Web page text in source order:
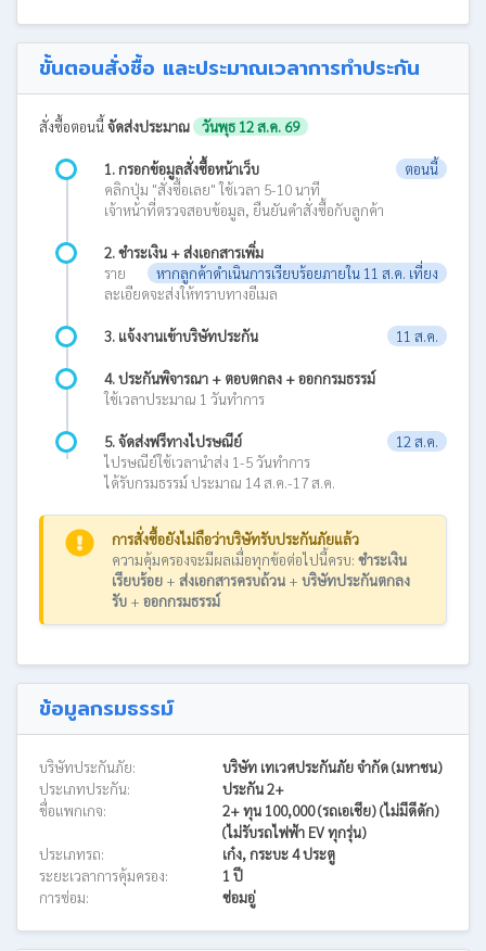
ขั้นตอนสั่งซื้อ และประมาณเวลาการทำประกัน
สั่งซื้อตอนนี้จัดส่งประมาณ วันพุธ 12 ส.ค. 69
1. กรอกข้อมูลสั่งซื้อหน้าเว็บ
ตอนนี้
คลิกปุ่ม "สั่งซื้อเลย" ใช้เวลา 5-10 นาที
เจ้าหน้าที่ตรวจสอบข้อมูล, ยืนยันคำสั่งซื้อกับลูกค้า
2. ชำระเงิน + ส่งเอกสารเพิ่ม
หากลูกค้าดำเนินการเรียบร้อยภายใน 11 ส.ค. เที่ยง
ราย
ละเอียดจะส่งให้ทราบทางอีเมล
3. แจ้งงานเข้าบริษัทประกัน 11 ส.ค.
4. ประกันพิจารณา + ตอบตกลง + ออกกรมธรรม์
ใช้เวลาประมาณ 1 วันทำการ
5. จัดส่งฟรีทางไปรษณีย์
12 ส.ค.
ไปรษณีย์ใช้เวลานำส่ง 1-5 วันทำการ
ได้รับกรมธรรม์ ประมาณ 14 ส.ค.-17 ส.ค.
การสั่งซื้อยังไม่ถือว่าบริษัทรับประกันภัยแล้ว
ความคุ้มครองจะมีผลเมื่อทุกข้อต่อไปนี้ครบ: ชำระเงิน
เรียบร้อย+ ส่งเอกสารครบถ้วน+ บริษัทประกันตกลง
รับ+ ออกกรมธรรม์
ข้อมูลกรมธรรม์
บริษัทประกันภัย:
บริษัท เทเวศประกันภัย จำกัด (มหาชน)
ประเภทประกัน:
ประกัน 2+
ชื่อแพกเกจ:
2+ ทุน 100,000 (รถเอเชีย) (ไม่มีดีดัก)
(ไม่รับรถไฟฟ้า EV ทุกรุ่น)
ประเภทรถ:
เก๋ง, กระบะ 4 ประตู
ระยะเวลาการคุ้มครอง:
1 ปี
การซ่อม:
ซ่อมอู่